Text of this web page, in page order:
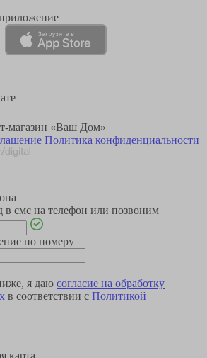
магазин «Ваш Дом»
Политика конфиденциальности
смс на телефон или позвоним
по номеру
я даю согласие на обработку
в соответствии с Политикой